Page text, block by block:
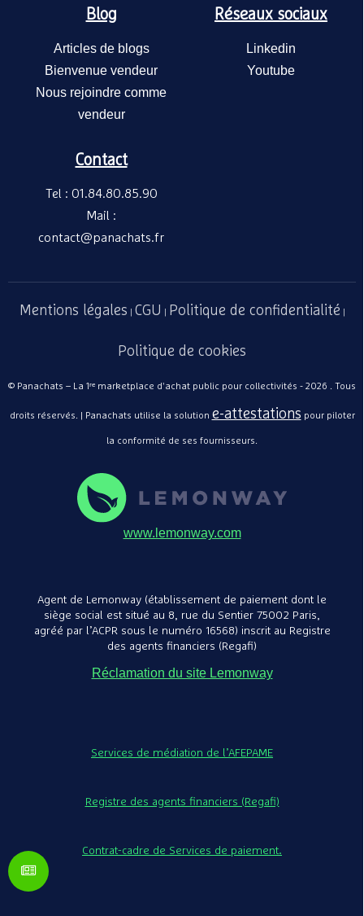
Blog
Articles de blogs
Bienvenue vendeur
Nous rejoindre comme
vendeur
Réseaux sociaux
Linkedin
Youtube
Contact
Tel : 01.84.80.85.90
Mail :
contact@panachats.fr
Mentions légales CGU Politique de confidentialité
Politique de cookies
© Panachats – La 1ʳᵉ marketplace d'achat public pour collectivités - 2026 . Tous
droits réservés. | Panachats utilise la solution e-attestations pour piloter
la conformité de ses fournisseurs.
www.lemonway.com
Agent de Lemonway (établissement de paiement dont le
siège social est situé au 8, rue du Sentier 75002 Paris,
agréé par l’ACPR sous le numéro 16568) inscrit au Registre
des agents financiers (Regafi)
Réclamation du site Lemonway
Services de médiation de l’AFEPAME
Registre des agents financiers (Regafi)
Contrat-cadre de Services de paiement.